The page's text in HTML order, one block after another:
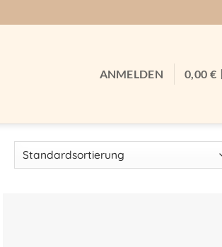
ANMELDEN 0,00 €